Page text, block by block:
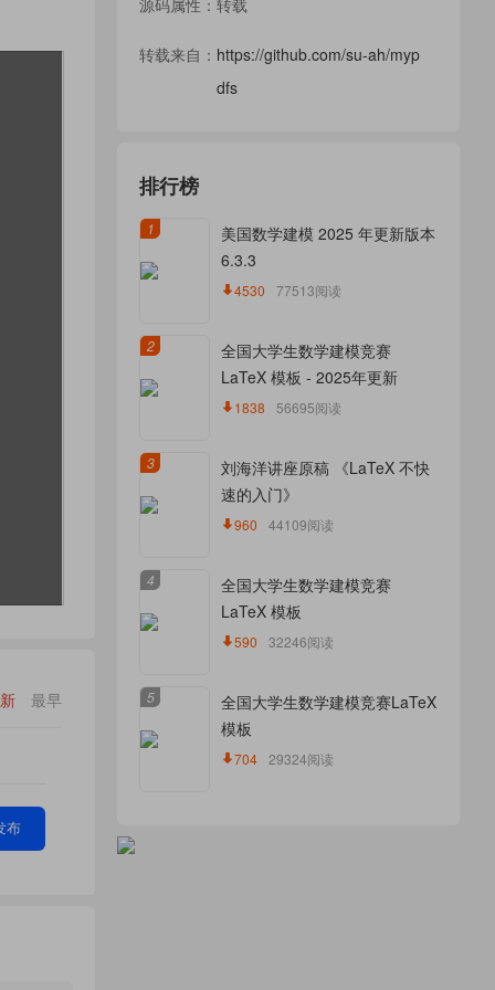
最早
布
源码属性：转载
转载来自： https://github.com/su-ah/myp
dfs
排行榜
1
美国数学建模 2025 年更新版本
6.3.3
4530 77513阅读
2
全国大学生数学建模竞赛
LaTeX 模板 - 2025年更新
1838 56695阅读
3
刘海洋讲座原稿 《LaTeX 不快
速的入门》
960 44109阅读
4
全国大学生数学建模竞赛
LaTeX 模板
590 32246阅读
5
全国大学生数学建模竞赛LaTeX
模板
704 29324阅读